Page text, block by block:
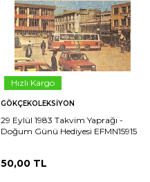
Hızlı Kargo
GÖKÇEKOLEKSIYON
29 Eylül 1983 Takvim Yaprağı -
Doğum Günü Hediyesi EFMN15915
50,00TL